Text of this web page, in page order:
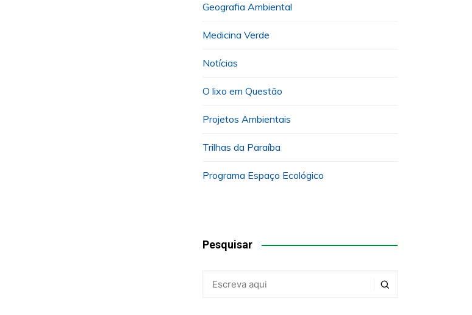
Geografia Ambiental
Medicina Verde
Notícias
O lixo em Questão
Projetos Ambientais
Trilhas da Paraíba
Programa Espaço Ecológico
Pesquisar